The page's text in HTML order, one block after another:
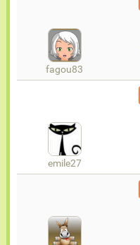
fagou83
emile27